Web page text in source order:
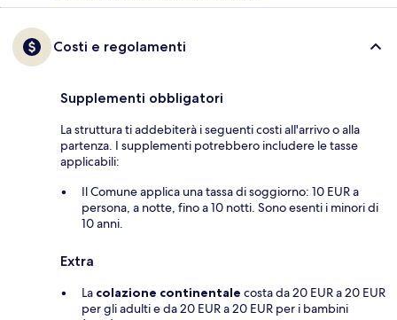
Costi e regolamenti
Supplementi obbligatori
La struttura ti addebiterà i seguenti costi all'arrivo o alla
partenza. I supplementi potrebbero includere le tasse
applicabili:
Il Comune applica una tassa di soggiorno: 10 EUR a
persona, a notte, fino a 10 notti. Sono esenti i minori di
10 anni.
Extra
La colazione continentale costa da 20 EUR a 20 EUR
per gli adulti e da 20 EUR a 20 EUR per i bambini